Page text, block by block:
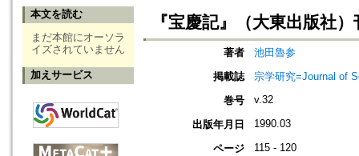
本文を読む
まだ本館にオーソラ
イズされていません
加えサービス
『宝慶記』（大東出版社
著者
池田魯参
掲載誌
宗学研究=Journal of
巻号
v.32
出版年月日 1990.03
ページ 115 - 120